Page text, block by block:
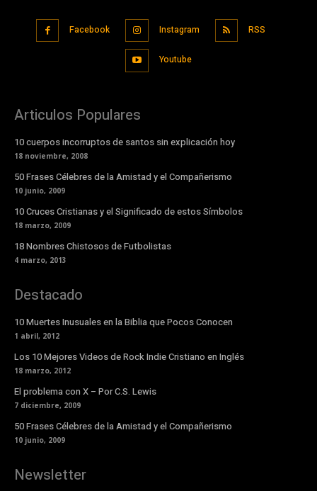
Facebook Instagram RSS
Youtube
Articulos Populares
10 cuerpos incorruptos de santos sin explicación hoy
18 noviembre, 2008
50 Frases Célebres de la Amistad y el Compañerismo
10 junio, 2009
10 Cruces Cristianas y el Significado de estos Símbolos
18 marzo, 2009
18 Nombres Chistosos de Futbolistas
4 marzo, 2013
Destacado
10 Muertes Inusuales en la Biblia que Pocos Conocen
1 abril, 2012
Los 10 Mejores Videos de Rock Indie Cristiano en Inglés
18 marzo, 2012
El problema con X – Por C.S. Lewis
7 diciembre, 2009
50 Frases Célebres de la Amistad y el Compañerismo
10 junio, 2009
Newsletter